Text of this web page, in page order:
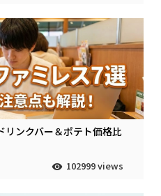
リンクバー＆ポテト価格比
102999 views